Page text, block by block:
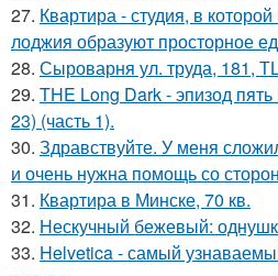
27. Квартира - студия, в которой
лоджия образуют просторное
28. Сыроварня ул. труда, 181,
29. THE Long Dark - эпизод
23) (часть 1).
30. Здравствуйте. У меня
и очень нужна помощь со
31. Квартира в Минске, 70 кв.
32. Нескучный бежевый:
33. Helvetica - самый